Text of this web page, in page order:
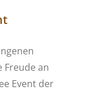
Freude an
Event der